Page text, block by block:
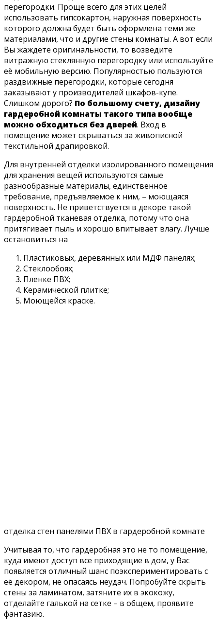
перегородки. Проще всего для этих целей
использовать гипсокартон, наружная поверхность
которого должна будет быть оформлена теми же
материалами, что и другие стены комнаты. А вот если
Вы жаждете оригинальности, то возведите
витражную стеклянную перегородку или используйте
её мобильную версию. Популярностью пользуются
раздвижные перегородки, которые сегодня
заказывают у производителей шкафов-купе.
Слишком дорого? По большому счету, дизайну
гардеробной комнаты такого типа вообще
можно обходиться без дверей. Вход в
помещение может скрываться за живописной
текстильной драпировкой.
Для внутренней отделки изолированного помещения
для хранения вещей используются самые
разнообразные материалы, единственное
требование, предъявляемое к ним, – моющаяся
поверхность. Не приветствуется в декоре такой
гардеробной тканевая отделка, потому что она
притягивает пыль и хорошо впитывает влагу. Лучше
остановиться на
Пластиковых, деревянных или МДФ панелях;
Стеклообоях;
Пленке ПВХ;
Керамической плитке;
Моющейся краске.
отделка стен панелями ПВХ в гардеробной комнате
Учитывая то, что гардеробная это не то помещение,
куда имеют доступ все приходящие в дом, у Вас
появляется отличный шанс поэкспериментировать с
её декором, не опасаясь неудач. Попробуйте скрыть
стены за ламинатом, затяните их в экокожу,
отделайте галькой на сетке – в общем, проявите
фантазию.